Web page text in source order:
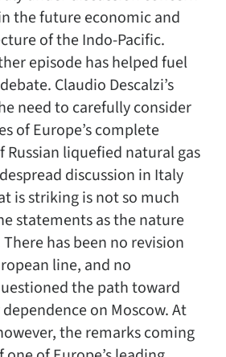
the future economic and
of the Indo-Pacific.
episode has helped fuel
Claudio Descalzi’s
need to carefully consider
of Europe’s complete
liquefied natural gas
discussion in Italy
is striking is not so much
statements as the nature
has been no revision
line, and no
the path toward
on Moscow. At
the remarks coming